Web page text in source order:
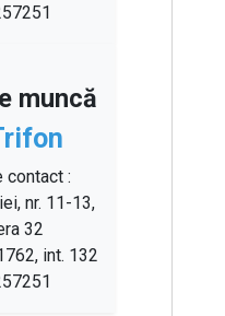
muncă
contact :
nr. 11-13,
32
int. 132